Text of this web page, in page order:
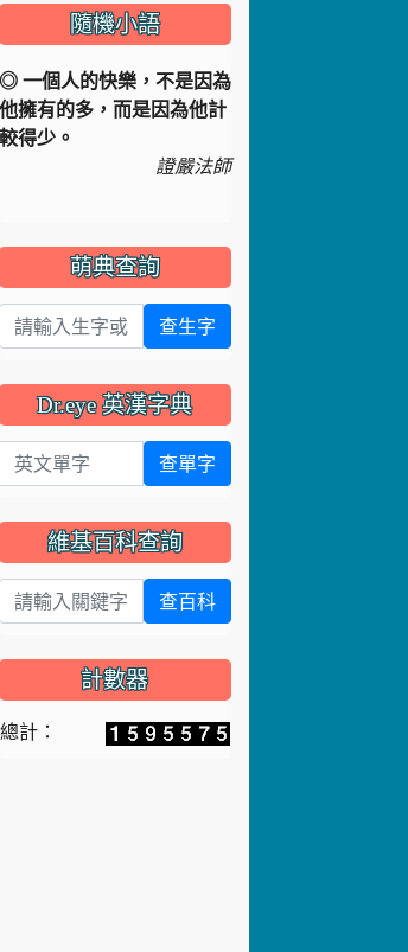
他擁有的多，而是因為他計
較得少。
證嚴法師
萌典查詢
Dr.eye 英漢字典
維基百科查詢
計數器